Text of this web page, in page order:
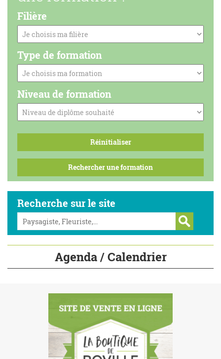
Filière
Type de formation
Niveau de formation
Recherche sur le site
Agenda / Calendrier